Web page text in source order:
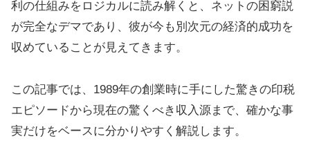
利の仕組みをロジカルに読み解くと、ネットの困窮説
が完全なデマであり、彼が今も別次元の経済的成功を
収めていることが見えてきます。
この記事では、1989年の創業時に手にした驚きの印税
エピソードから現在の驚くべき収入源まで、確かな事
実だけをベースに分かりやすく解説します。